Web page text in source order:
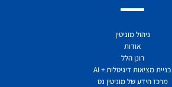
ניהול מוניטין
אודות
רונן הלל
בניית מציאות דיגיטלית + AI
מרכז הידע של מוניטין נט